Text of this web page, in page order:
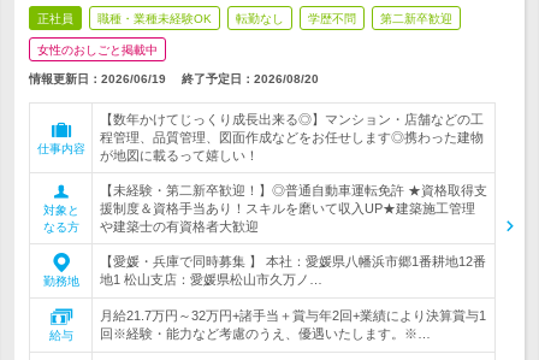
正社員 職種・業種未経験OK 転勤なし 学歴不問 第二新卒歓迎
女性のおしごと掲載中
情報更新日：2026/06/19 終了予定日： 2026/08/20
仕事内容
【数年かけてじっくり成長出来る◎】マンション・店舗などの工
程管理、品質管理、図面作成などをお任せします◎携わった建物
が地図に載るって嬉しい！
対象と
なる方
【未経験・第二新卒歓迎！】◎普通自動車運転免許 ★資格取得支
援制度＆資格手当あり！スキルを磨いて収入UP★建築施工管理
や建築士の有資格者大歓迎
勤務地
【愛媛・兵庫で同時募集 】 本社：愛媛県八幡浜市郷1番耕地12番
地1 松山支店：愛媛県松山市久万ノ…
給与
月給21.7万円～32万円+諸手当＋賞与年2回+業績により決算賞与1
回※経験・能力など考慮のうえ、優遇いたします。※…